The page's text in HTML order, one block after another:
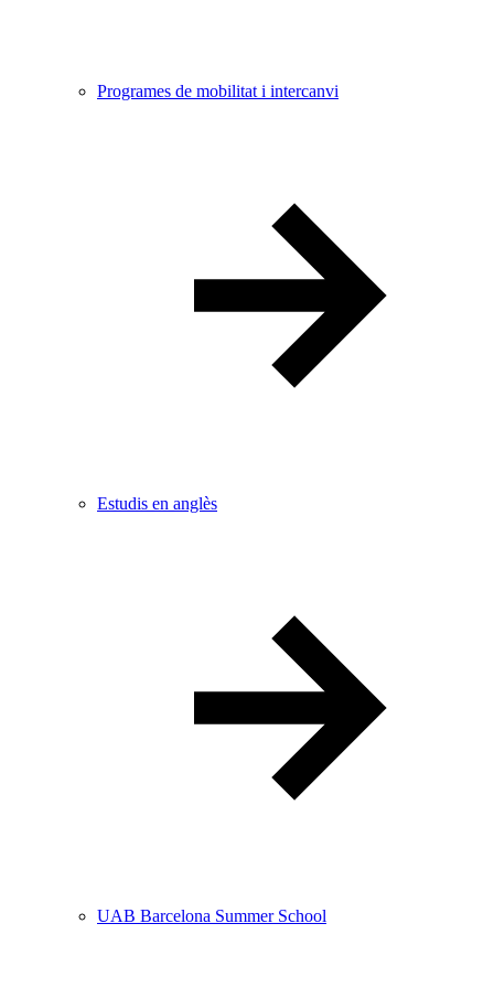
Programes de mobilitat i intercanvi
Estudis en anglès
UAB Barcelona Summer School